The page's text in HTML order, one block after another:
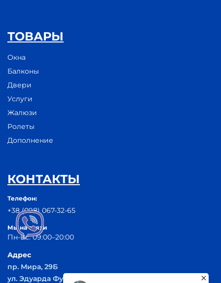
ТОВАРЫ
Окна
Балконы
Двери
Услуги
Жалюзи
Ролеты
Дополнение
КОНТАКТЫ
Телефон:
+38 (098) 067-32-65
Мы на связи
Пн-Вс: 09:00–20:00
Адрес
пр. Мира, 29Б
ул. Эдуарда Фукса 55